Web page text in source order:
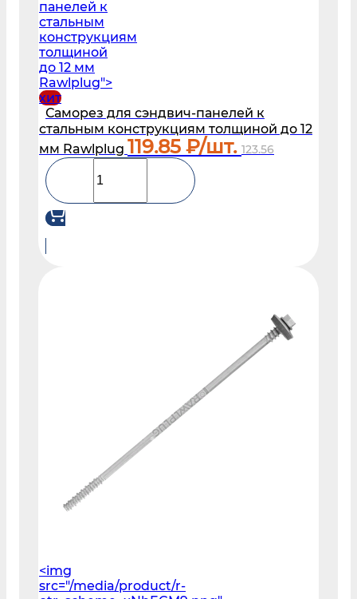
панелей к
стальным
конструкциям
толщиной
до 12 мм
Rawlplug">
хит
Саморез для сэндвич-панелей к
стальным конструкциям толщиной до 12
мм Rawlplug 119.85 ₽/шт. 123.56
<img
src="/media/product/r-